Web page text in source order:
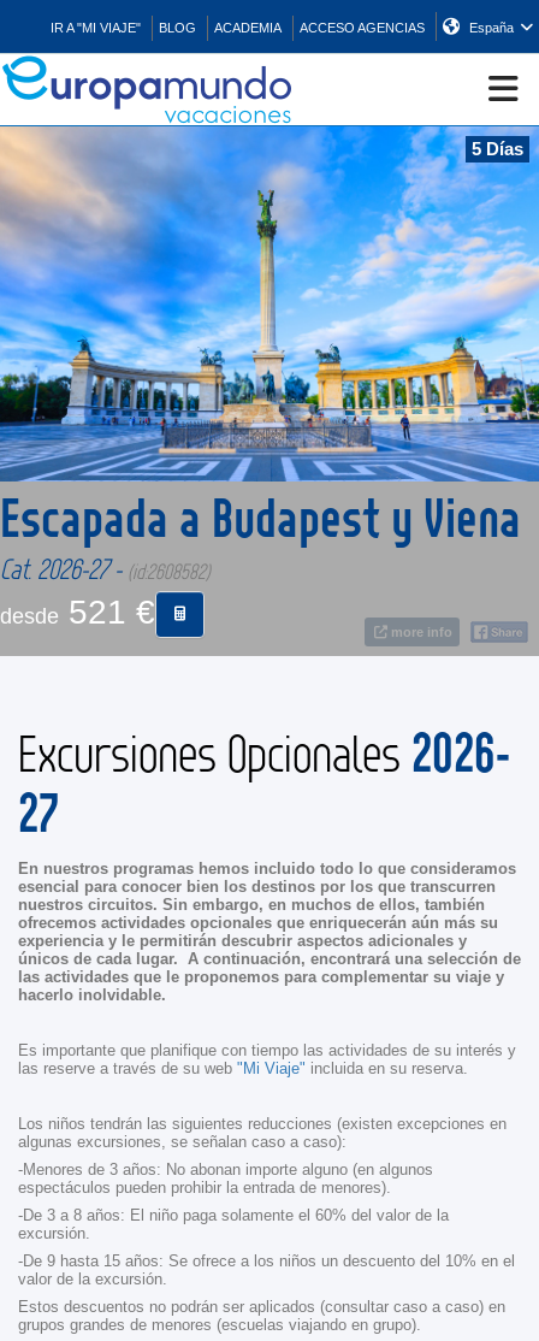
IR A "MI VIAJE" BLOG ACADEMIA ACCESO AGENCIAS España
CRUCEROS
EUROPA
ASIA
ORIENTE
PROMOCIONES
COMPRAR
5 Días
more info
Escapada a Budapest y Viena
Cat. 2026-27 - (id:2608582)
desde 521 €
Excursiones Opcionales 2026-
27
En nuestros programas hemos incluido todo lo que consideramos
esencial para conocer bien los destinos por los que transcurren
nuestros circuitos. Sin embargo, en muchos de ellos, también
ofrecemos actividades opcionales que enriquecerán aún más su
experiencia y le permitirán descubrir aspectos adicionales y
únicos de cada lugar. A continuación, encontrará una selección de
las actividades que le proponemos para complementar su viaje y
hacerlo inolvidable.
Es importante que planifique con tiempo las actividades de su interés y
las reserve a través de su web "Mi Viaje" incluida en su reserva.
Los niños tendrán las siguientes reducciones (existen excepciones en
algunas excursiones, se señalan caso a caso):
-Menores de 3 años: No abonan importe alguno (en algunos
espectáculos pueden prohibir la entrada de menores).
-De 3 a 8 años: El niño paga solamente el 60% del valor de la
excursión.
-De 9 hasta 15 años: Se ofrece a los niños un descuento del 10% en el
valor de la excursión.
Estos descuentos no podrán ser aplicados (consultar caso a caso) en
grupos grandes de menores (escuelas viajando en grupo).